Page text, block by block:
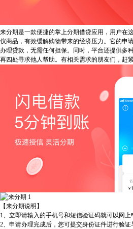
来分期是一款便捷的掌上分期借贷应用，用户在
仪商品，有效缓解购物带来的经济压力。它的申
办理贷款，无需任何担保。同时，平台还提供多
再四处寻求他人帮助。有相关需求的朋友们，赶
【来分期说明】
1、立即请输入的手机号和短信验证码就可以网上
2、申请办理完成后，您可提交身份证件进行验证